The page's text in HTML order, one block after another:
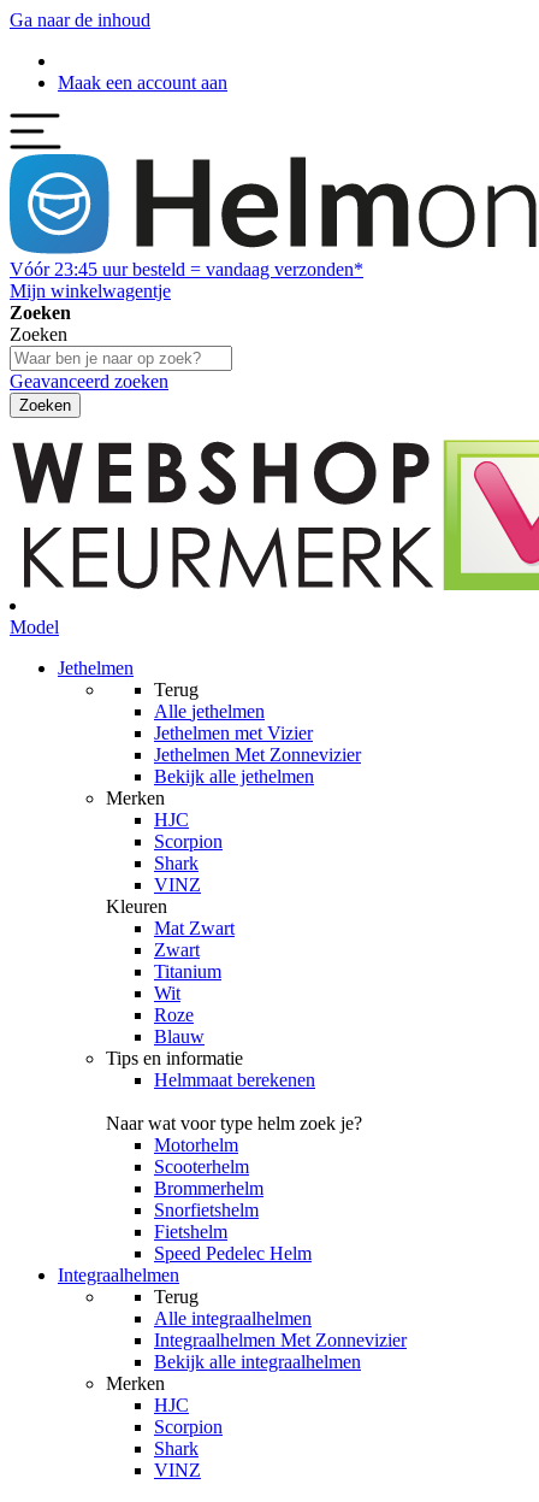
Ga naar de inhoud
Maak een account aan
Vóór 23:45 uur besteld = vandaag verzonden*
Mijn winkelwagentje
Zoeken
Zoeken
Geavanceerd zoeken
Zoeken
Model
Jethelmen
Terug
Alle jethelmen
Jethelmen met Vizier
Jethelmen Met Zonnevizier
Bekijk alle jethelmen
Merken
HJC
Scorpion
Shark
VINZ
Kleuren
Mat Zwart
Zwart
Titanium
Wit
Roze
Blauw
Tips en informatie
Helmmaat berekenen
Naar wat voor type helm zoek je?
Motorhelm
Scooterhelm
Brommerhelm
Snorfietshelm
Fietshelm
Speed Pedelec Helm
Integraalhelmen
Terug
Alle integraalhelmen
Integraalhelmen Met Zonnevizier
Bekijk alle integraalhelmen
Merken
HJC
Scorpion
Shark
VINZ